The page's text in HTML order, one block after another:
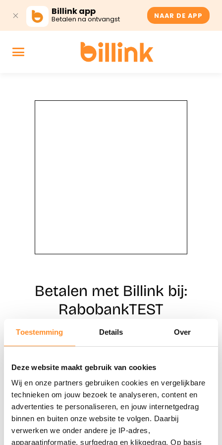
Toestemming Details Over
Deze website maakt gebruik van cookies
Wij en onze partners gebruiken cookies en vergelijkbare
technieken om jouw bezoek te analyseren, content en
advertenties te personaliseren, en jouw internetgedrag
binnen en buiten onze website te volgen. Daarbij
verwerken we onder andere je IP-adres,
apparaatinformatie, surfgedrag en klikgedrag. Op basis
Billink app
Betalen na ontvangst NAAR DE APP
Betalen met Billink bij:
RabobankTEST
Naar winkels